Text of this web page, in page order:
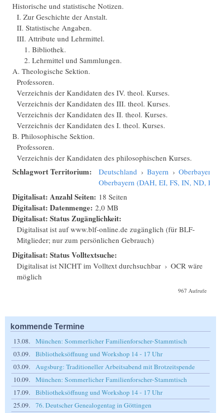
Historische und statistische Notizen.
I. Zur Geschichte der Anstalt.
II. Statistische Angaben.
III. Attribute und Lehrmittel.
1. Bibliothek.
2. Lehrmittel und Sammlungen.
A. Theologische Sektion.
Professoren.
Verzeichnis der Kandidaten des IV. theol. Kurses.
Verzeichnis der Kandidaten des III. theol. Kurses.
Verzeichnis der Kandidaten des II. theol. Kurses.
Verzeichnis der Kandidaten des I. theol. Kurses.
B. Philosophische Sektion.
Professoren.
Verzeichnis der Kandidaten des philosophischen Kurses.
Schlagwort Territorium: Deutschland › Bayern › Oberbayern
Oberbayern (DAH, EI, FS, IN, ND,
Digitalisat: Anzahl Seiten: 18 Seiten
Digitalisat: Datenmenge: 2,0 MB
Digitalisat: Status Zugänglichkeit:
Digitalisat ist auf www.blf-online.de zugänglich (für BLF-
Mitglieder; nur zum persönlichen Gebrauch)
Digitalisat: Status Volltextsuche:
Digitalisat ist NICHT im Volltext durchsuchbar › OCR wäre
möglich
967 Aufrufe
kommende Termine
13.08.
München: Sommerlicher Familienforscher-Stammtisch
03.09.
Bibliotheksöffnung und Workshop 14 - 17 Uhr
03.09.
Augsburg: Traditioneller Arbeitsabend mit Brotzeitspende
10.09.
München: Sommerlicher Familienforscher-Stammtisch
17.09.
Bibliotheksöffnung und Workshop 14 - 17 Uhr
25.09.
76. Deutscher Genealogentag in Göttingen